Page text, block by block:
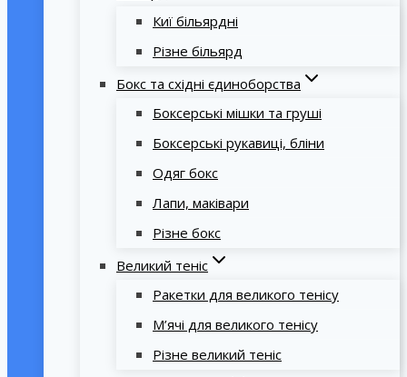
Киї більярдні
Різне більярд
Бокс та східні єдиноборства
Боксерські мішки та груші
Боксерські рукавиці, бліни
Одяг бокс
Лапи, маківари
Різне бокс
Великий теніс
Ракетки для великого тенісу
М’ячі для великого тенісу
Різне великий теніс